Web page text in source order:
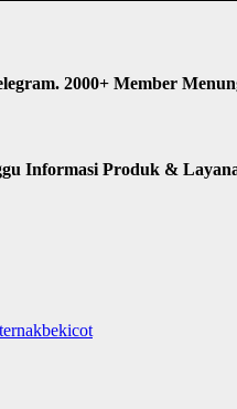
2000+ Member
Informasi Produk &